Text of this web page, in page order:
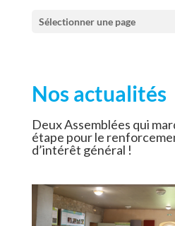
Sélectionner une page
Nos actualités
Deux Assemblées qui
étape pour le
d’intérêt général !